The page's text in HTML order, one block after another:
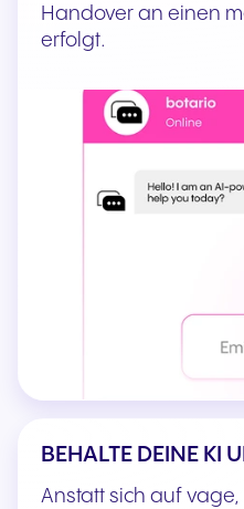
Handover an einen
erfolgt.
BEHALTE DEINE KI
Anstatt sich auf